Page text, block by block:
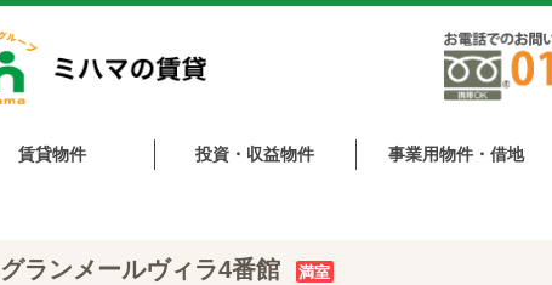
賃貸物件 投資・収益物件 事業用物件・借地
グランメールヴィラ4番館 満室